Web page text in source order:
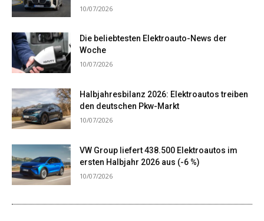
10/07/2026
Die beliebtesten Elektroauto-News der
Woche
10/07/2026
Halbjahresbilanz 2026: Elektroautos treiben
den deutschen Pkw-Markt
10/07/2026
VW Group liefert 438.500 Elektroautos im
ersten Halbjahr 2026 aus (-6 %)
10/07/2026